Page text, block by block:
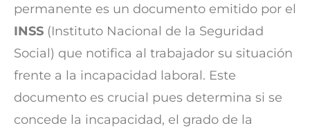
permanente es un documento emitido por el
INSS (Instituto Nacional de la Seguridad
Social) que notifica al trabajador su situación
frente a la incapacidad laboral. Este
documento es crucial pues determina si se
concede la incapacidad, el grado de la